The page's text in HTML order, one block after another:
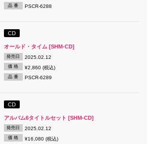
品 番 PSCR-6288
CD
オールド・タイム [SHM-CD]
発売日 2025.02.12
価 格 ¥2,860 (税込)
品 番 PSCR-6289
CD
アルバム6タイトルセット [SHM-CD]
発売日 2025.02.12
価 格 ¥16,080 (税込)